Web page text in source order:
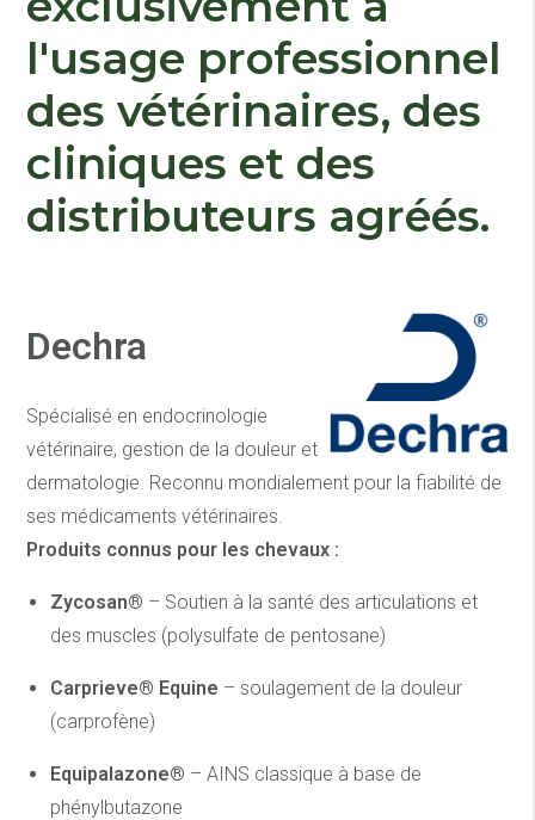
l'usage professionnel
des vétérinaires, des
cliniques et des
distributeurs agréés.
Dechra
Spécialisé en endocrinologie
vétérinaire, gestion de la douleur et
dermatologie. Reconnu mondialement pour la fiabilité de
ses médicaments vétérinaires.
Produits connus pour les chevaux :
Zycosan® – Soutien à la santé des articulations et
des muscles (polysulfate de pentosane)
Carprieve® Equine – soulagement de la douleur
(carprofène)
Equipalazone® – AINS classique à base de
phénylbutazone